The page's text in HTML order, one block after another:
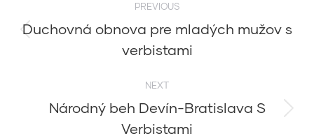
navigation
PREVIOUS
Previous
post:
Duchovná obnova pre mladých mužov s
verbistami
NEXT
Next
Národný beh Devín-Bratislava S
Verbistami